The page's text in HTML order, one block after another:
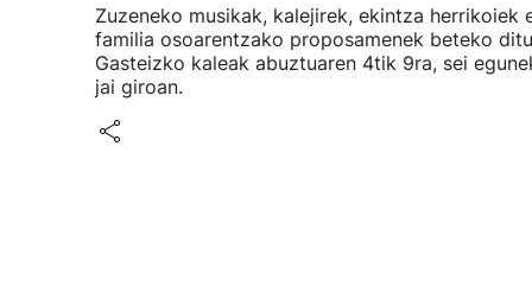
Zuzeneko musikak, kalejirek, ekintza herrikoiek
familia osoarentzako proposamenek beteko
Gasteizko kaleak abuztuaren 4tik 9ra, sei
jai giroan.